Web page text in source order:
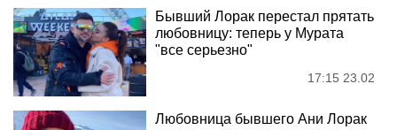
Бывший Лорак перестал прятать
любовницу: теперь у Мурата
"все серьезно"
17:15 23.02
Любовница бывшего Ани Лорак